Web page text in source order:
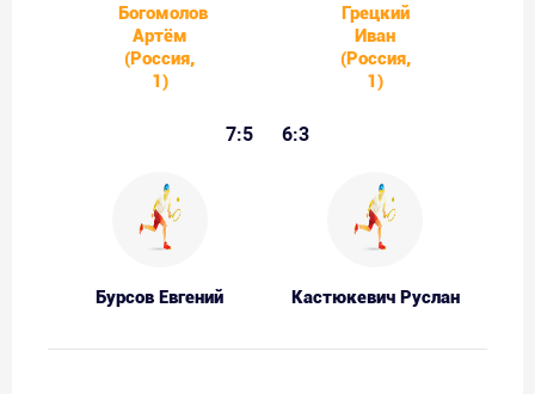
Богомолов
Артём
(Россия,
1)
Грецкий
Иван
(Россия,
1)
7:5 6:3
Бурсов Евгений Кастюкевич Руслан